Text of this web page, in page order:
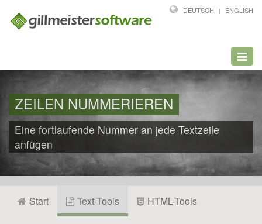
DEUTSCH ENGLISH
ZEILEN NUMMERIEREN
Eine fortlaufende Nummer an jede Textzeile
anfügen
Start Text-Tools HTML-Tools